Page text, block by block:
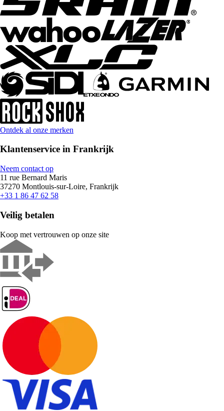
Ontdek al onze merken
Klantenservice in Frankrijk
Neem contact op
11 rue Bernard Maris
37270 Montlouis-sur-Loire, Frankrijk
+33 1 86 47 62 58
Veilig betalen
Koop met vertrouwen op onze site